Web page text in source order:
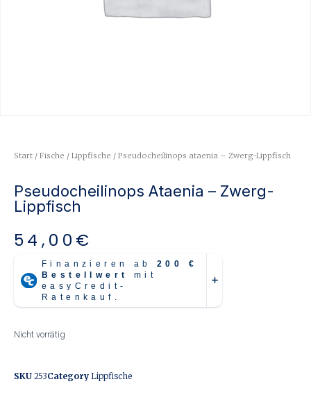
Start / Fische / Lippfische / Pseudocheilinops ataenia – Zwerg-Lippfisch
Pseudocheilinops Ataenia – Zwerg-
Lippfisch
54,00 €
Nicht vorrätig
SKU 253Category Lippfische